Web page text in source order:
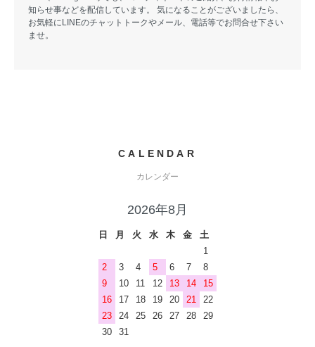
知らせ事などを配信しています。 気になることがございましたら、
お気軽にLINEのチャットトークやメール、電話等でお問合せ下さい
ませ。
CALENDAR
カレンダー
2026年8月
日 月 火 水 木 金
土
1
2
3 4 5 6 7
8
9
10 11 12 13 14
15
16
17 18 19 20 21
22
23
24 25 26 27 28
29
30
31